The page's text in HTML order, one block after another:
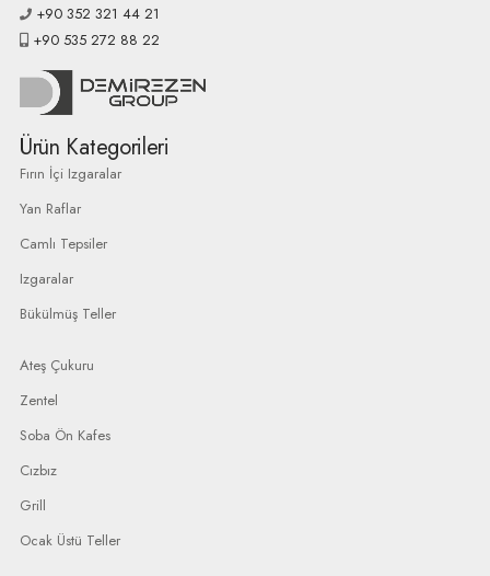
+90 352 321 44 21
+90 535 272 88 22
Ürün Kategorileri
Fırın İçi Izgaralar
Yan Raflar
Camlı Tepsiler
Izgaralar
Bükülmüş Teller
Ateş Çukuru
Zentel
Soba Ön Kafes
Cızbız
Grill
Ocak Üstü Teller